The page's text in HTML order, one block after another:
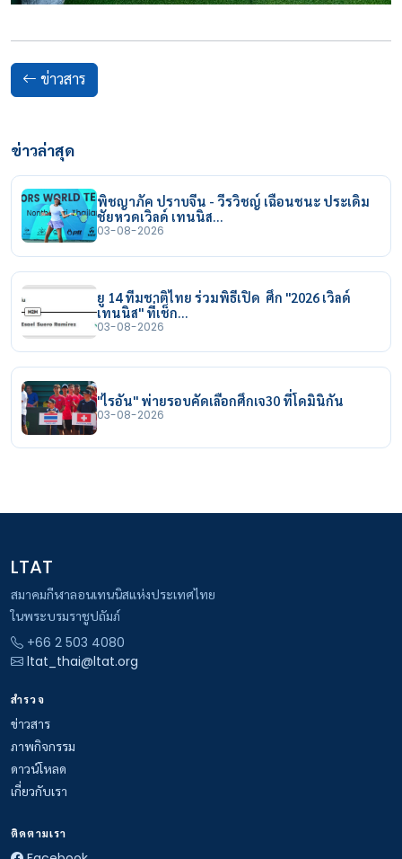
ข่าวสาร
ข่าวล่าสุด
พิชญาภัค ปราบจีน - วีรวิชญ์ เฉือนชนะ ประเดิม
ชัยหวดเวิลด์ เทนนิส…
03-08-2026
ยู 14 ทีมชาติไทย ร่วมพิธีเปิด ศึก "2026 เวิลด์
เทนนิส" ที่เช็ก…
03-08-2026
"ไรอัน" พ่ายรอบคัดเลือกศึกเจ30 ที่โดมินิกัน
03-08-2026
LTAT
สมาคมกีฬาลอนเทนนิสแห่งประเทศไทย
ในพระบรมราชูปถัมภ์
+66 2 503 4080
ltat_thai@ltat.org
สำรวจ
ข่าวสาร
ภาพกิจกรรม
ดาวน์โหลด
เกี่ยวกับเรา
ติดตามเรา